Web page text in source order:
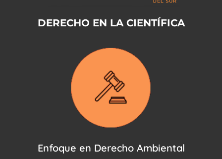
DERECHO EN LA CIENTÍFICA
Enfoque en Derecho Ambiental